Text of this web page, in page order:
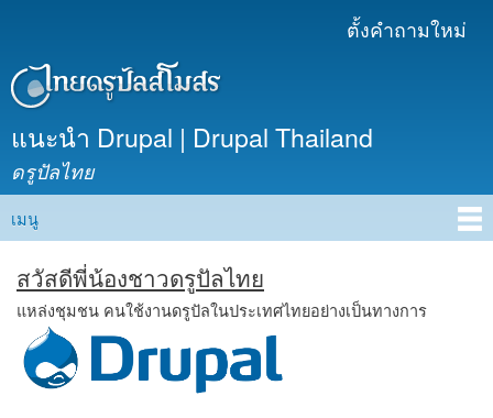
เนื้อหา
ตั้งคำถามใหม่
แนะนำ Drupal | Drupal Thailand
ดรูปัลไทย
Main menu
เมนู
สวัสดีพี่น้องชาวดรูปัลไทย
แหล่งชุมชน คนใช้งานดรูปัลในประเทศไทยอย่างเป็นทางการ